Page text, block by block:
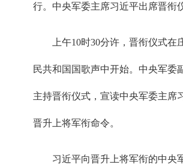
行。中央军委主席习近平出席晋衔
上午10时30分许，晋衔仪式在
民共和国国歌声中开始。中央军委
主持晋衔仪式，宣读中央军委主席
晋升上将军衔命令。
习近平向晋升上将军衔的中央